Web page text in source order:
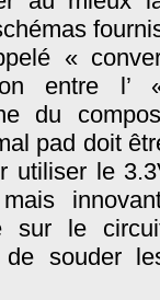
«
entre l’
du
pad doit
utiliser le
sur le
de souder